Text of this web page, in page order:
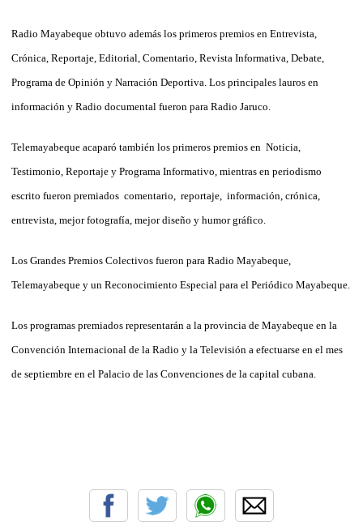
Radio Mayabeque obtuvo además los primeros premios en Entrevista,
Crónica, Reportaje, Editorial, Comentario, Revista Informativa, Debate,
Programa de Opinión y Narración Deportiva. Los principales lauros en
información y Radio documental fueron para Radio Jaruco.
Telemayabeque acaparó también los primeros premios en Noticia,
Testimonio, Reportaje y Programa Informativo, mientras en periodismo
escrito fueron premiados comentario, reportaje, información, crónica,
entrevista, mejor fotografía, mejor diseño y humor gráfico.
Los Grandes Premios Colectivos fueron para Radio Mayabeque,
Telemayabeque y un Reconocimiento Especial para el Periódico Mayabeque.
Los programas premiados representarán a la provincia de Mayabeque en la
Convención Internacional de la Radio y la Televisión a efectuarse en el mes
de septiembre en el Palacio de las Convenciones de la capital cubana.